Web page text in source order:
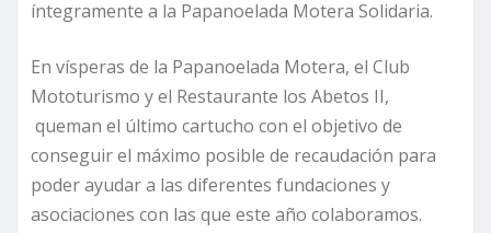
íntegramente a la Papanoelada Motera Solidaria.
En vísperas de la Papanoelada Motera, el Club
Mototurismo y el Restaurante los Abetos II,
queman el último cartucho con el objetivo de
conseguir el máximo posible de recaudación para
poder ayudar a las diferentes fundaciones y
asociaciones con las que este año colaboramos.